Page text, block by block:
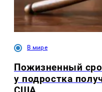
В мире
Пожизненный
у подростка